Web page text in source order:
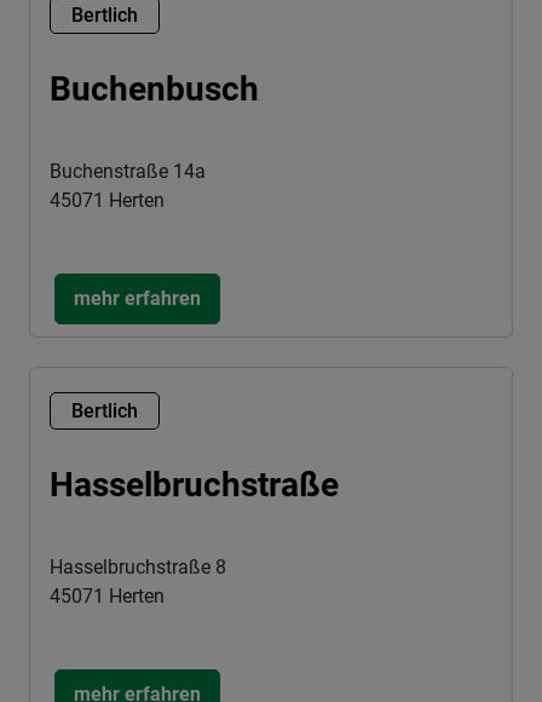
Bertlich
Buchenbusch
Buchenstraße 14a
45071 Herten
mehr erfahren
Bertlich
Hasselbruchstraße
Hasselbruchstraße 8
45071 Herten
mehr erfahren